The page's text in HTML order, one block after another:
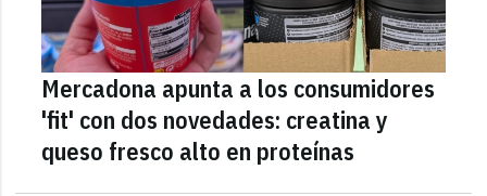
Mercadona apunta a los consumidores
'fit' con dos novedades: creatina y
queso fresco alto en proteínas